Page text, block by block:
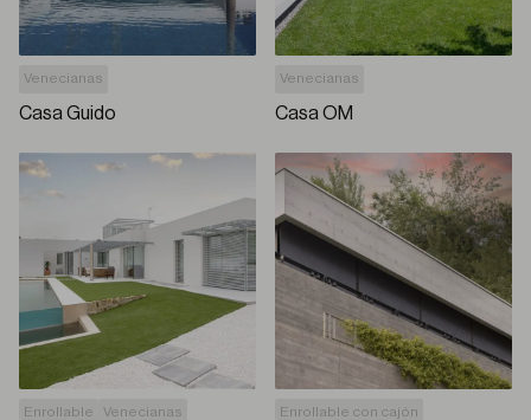
Venecianas
Casa Guido
Venecianas
Casa OM
Enrollable Venecianas Enrollable con cajón